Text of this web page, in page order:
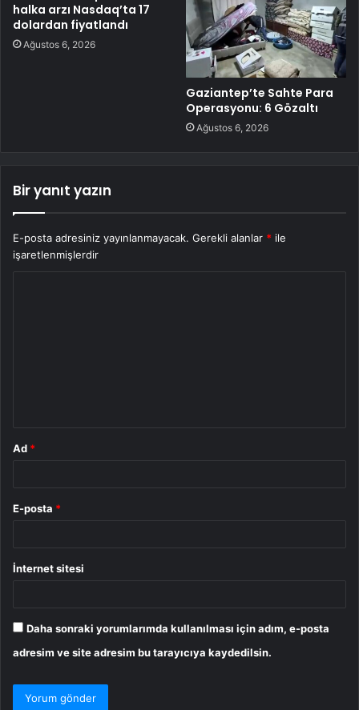
halka arzı Nasdaq’ta 17
dolardan fiyatlandı
Ağustos 6, 2026
Gaziantep’te Sahte Para
Operasyonu: 6 Gözaltı
Ağustos 6, 2026
Bir yanıt yazın
E-posta adresiniz yayınlanmayacak. Gerekli alanlar * ile
işaretlenmişlerdir
Ad *
E-posta *
İnternet sitesi
Daha sonraki yorumlarımda kullanılması için adım, e-posta
adresim ve site adresim bu tarayıcıya kaydedilsin.